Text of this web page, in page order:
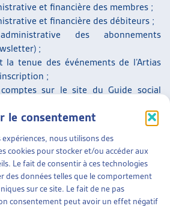
le consentement
nous utilisons des
cookies pour stocker et/ou accéder aux
Le fait de consentir à ces technologies
des données telles que le comportement
sur ce site. Le fait de ne pas
consentement peut avoir un effet négatif
et financière des membres ;
et financière des débiteurs ;
des abonnements
;
la tenue des événements de l’Artias
;
sur le site du Guide social
des mises à jour des fiches
la gestion des demandes effectuées
envoyées par courrier postal ou
que via les formulaires présents sur
romand ;
des traces de connexion sur les sites